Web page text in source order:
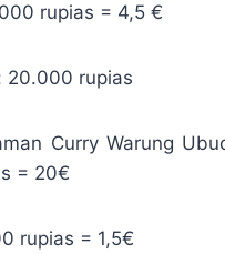
rupias = 4,5 €
20.000 rupias
Curry Warung
= 20€
rupias = 1,5€